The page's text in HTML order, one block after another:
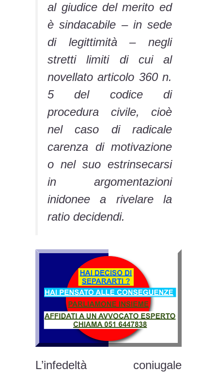
al giudice del merito ed
è sindacabile – in sede
di legittimità – negli
stretti limiti di cui al
novellato articolo 360 n.
5 del codice di
procedura civile, cioè
nel caso di radicale
carenza di motivazione
o nel suo estrinsecarsi
in argomentazioni
inidonee a rivelare la
ratio decidendi.
L’infedeltà coniugale